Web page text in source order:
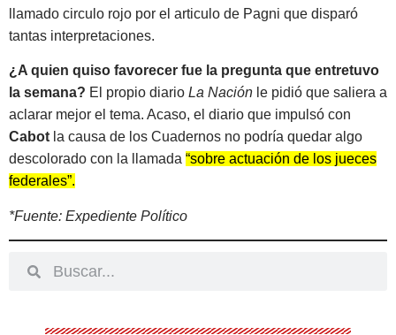
llamado circulo rojo por el articulo de Pagni que disparó
tantas interpretaciones.
¿A quien quiso favorecer fue la pregunta que entretuvo
la semana? El propio diario La Nación le pidió que saliera a
aclarar mejor el tema. Acaso, el diario que impulsó con
Cabot la causa de los Cuadernos no podría quedar algo
descolorado con la llamada “sobre actuación de los jueces
federales”.
*Fuente: Expediente Político